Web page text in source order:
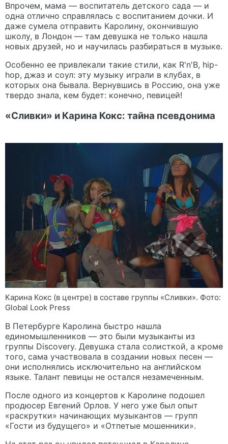
Впрочем, мама — воспитатель детского сада — и
одна отлично справлялась с воспитанием дочки. И
даже сумела отправить Каролину, окончившую
школу, в Лондон — там девушка не только нашла
новых друзей, но и научилась разбираться в музыке.
Особенно ее привлекали такие стили, как R'n'B, hip-
hop, джаз и соул: эту музыку играли в клубах, в
которых она бывала. Вернувшись в Россию, она уже
твердо знала, кем будет: конечно, певицей!
«Сливки» и Карина Кокс: тайна псевдонима
Карина Кокс (в центре) в составе группы «Сливки». Фото:
Global Look Press
В Петербурге Каролина быстро нашла
единомышленников — это были музыканты из
группы Discovery. Девушка стала солисткой, а кроме
того, сама участвовала в создании новых песен —
они исполнялись исключительно на английском
языке. Талант певицы не остался незамеченным.
После одного из концертов к Каролине подошел
продюсер Евгений Орлов. У него уже был опыт
«раскрутки» начинающих музыкантов — групп
«Гости из будущего» и «Отпетые мошенники».